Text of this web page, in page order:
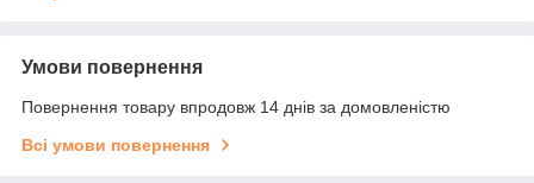
Умови повернення
Повернення товару впродовж 14 днів за домовленістю
Всі умови повернення